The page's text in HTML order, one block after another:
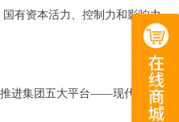
有资本活力、控制力和影响力
进集团五大平台——现代物流